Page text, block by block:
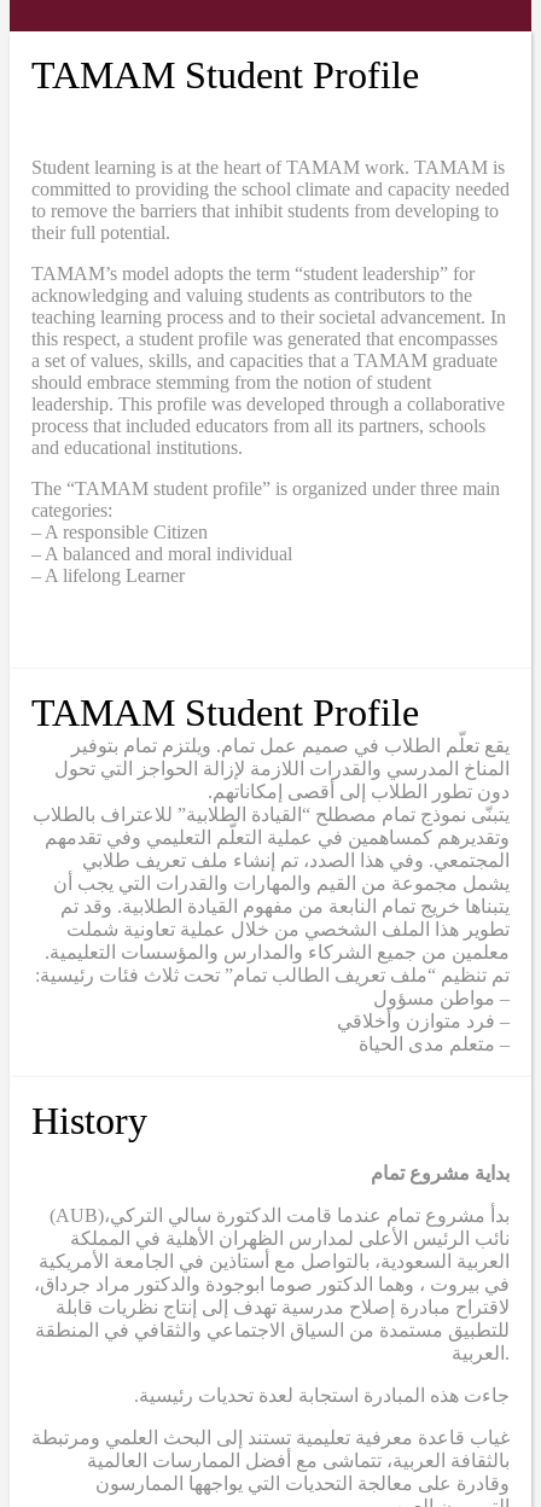
TAMAM Student Profile
Student learning is at the heart of TAMAM work. TAMAM is
committed to providing the school climate and capacity needed
to remove the barriers that inhibit students from developing to
their full potential.
TAMAM’s model adopts the term “student leadership” for
acknowledging and valuing students as contributors to the
teaching learning process and to their societal advancement. In
this respect, a student profile was generated that encompasses
a set of values, skills, and capacities that a TAMAM graduate
should embrace stemming from the notion of student
leadership. This profile was developed through a collaborative
process that included educators from all its partners, schools
and educational institutions.
The “TAMAM student profile” is organized under three main
categories:
– A responsible Citizen
– A balanced and moral individual
– A lifelong Learner
TAMAM Student Profile
يقع تعلّم الطلاب في صميم عمل تمام. ويلتزم تمام بتوفير
المناخ المدرسي والقدرات اللازمة لإزالة الحواجز التي تحول
دون تطور الطلاب إلى أقصى إمكاناتهم.
يتبنّى نموذج تمام مصطلح “القيادة الطلابية” للاعتراف بالطلاب
وتقديرهم كمساهمين في عملية التعلّم التعليمي وفي تقدمهم
المجتمعي. وفي هذا الصدد، تم إنشاء ملف تعريف طلابي
يشمل مجموعة من القيم والمهارات والقدرات التي يجب أن
يتبناها خريج تمام النابعة من مفهوم القيادة الطلابية. وقد تم
تطوير هذا الملف الشخصي من خلال عملية تعاونية شملت
معلمين من جميع الشركاء والمدارس والمؤسسات التعليمية.
تم تنظيم “ملف تعريف الطالب تمام” تحت ثلاث فئات رئيسية:
– مواطن مسؤول
– فرد متوازن وأخلاقي
– متعلم مدى الحياة
History
بداية مشروع تمام
(AUB)بدأ مشروع تمام عندما قامت الدكتورة سالي التركي،
نائب الرئيس الأعلى لمدارس الظهران الأهلية في المملكة
العربية السعودية، بالتواصل مع أستاذين في الجامعة الأمريكية
في بيروت ، وهما الدكتور صوما ابوجودة والدكتور مراد جرداق،
لاقتراح مبادرة إصلاح مدرسية تهدف إلى إنتاج نظريات قابلة
للتطبيق مستمدة من السياق الاجتماعي والثقافي في المنطقة
العربية.
.جاءت هذه المبادرة استجابة لعدة تحديات رئيسية
غياب قاعدة معرفية تعليمية تستند إلى البحث العلمي ومرتبطة
بالثقافة العربية، تتماشى مع أفضل الممارسات العالمية
وقادرة على معالجة التحديات التي يواجهها الممارسون